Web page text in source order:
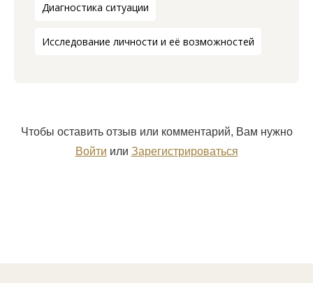
Диагностика ситуации
Исследование личности и её возможностей
Чтобы оставить отзыв или комментарий, Вам нужно
Войти или Зарегистрироваться